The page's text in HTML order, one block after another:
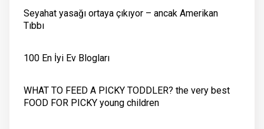
Seyahat yasağı ortaya çıkıyor – ancak Amerikan
Tıbbı
100 En İyi Ev Blogları
WHAT TO FEED A PICKY TODDLER? the very best
FOOD FOR PICKY young children